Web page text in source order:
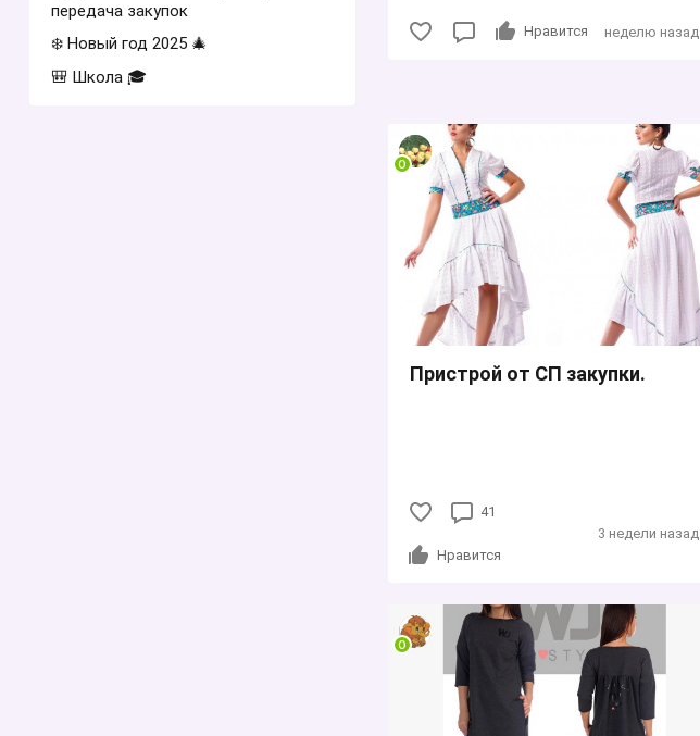
передача закупок
❄️ Новый год 2025 🎄
🎒 Школа 🎓
Нравится неделю назад
Пристрой от СП закупки.
41
Нравится
3 недели назад